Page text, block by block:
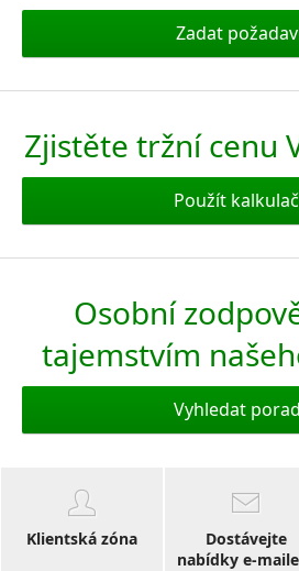
Zadat
Zjistěte tržní cenu
Použít
Osobní
tajemstvím
Vyhledat
Klientská zóna
Dostávejte
nabídky e-